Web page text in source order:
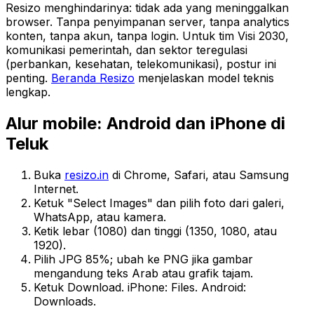
Resizo menghindarinya: tidak ada yang meninggalkan
browser. Tanpa penyimpanan server, tanpa analytics
konten, tanpa akun, tanpa login. Untuk tim Visi 2030,
komunikasi pemerintah, dan sektor teregulasi
(perbankan, kesehatan, telekomunikasi), postur ini
penting. Beranda Resizo menjelaskan model teknis
lengkap.
Alur mobile: Android dan iPhone di
Teluk
Buka resizo.in di Chrome, Safari, atau Samsung
Internet.
Ketuk "Select Images" dan pilih foto dari galeri,
WhatsApp, atau kamera.
Ketik lebar (1080) dan tinggi (1350, 1080, atau
1920).
Pilih JPG 85%; ubah ke PNG jika gambar
mengandung teks Arab atau grafik tajam.
Ketuk Download. iPhone: Files. Android:
Downloads.